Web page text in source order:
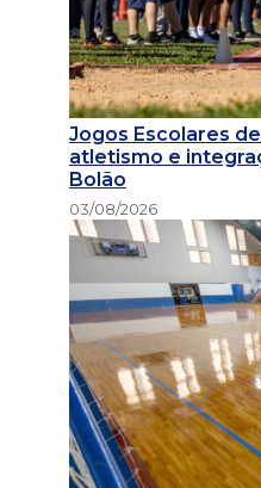
Jogos Escolares
atletismo e
Bolão
03/08/2026